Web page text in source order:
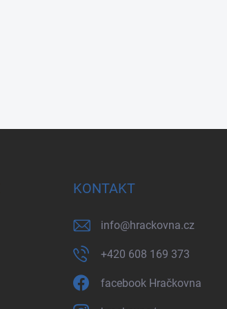
KONTAKT
info@hrackovna.cz
+420 608 169 373
facebook Hračkovna